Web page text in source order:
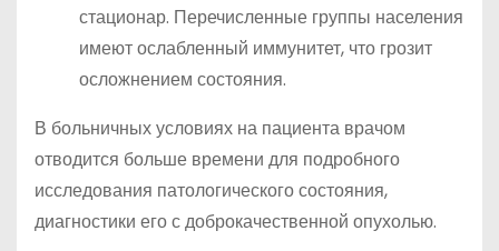
стационар. Перечисленные группы населения
имеют ослабленный иммунитет, что грозит
осложнением состояния.
В больничных условиях на пациента врачом
отводится больше времени для подробного
исследования патологического состояния,
диагностики его с доброкачественной опухолью.